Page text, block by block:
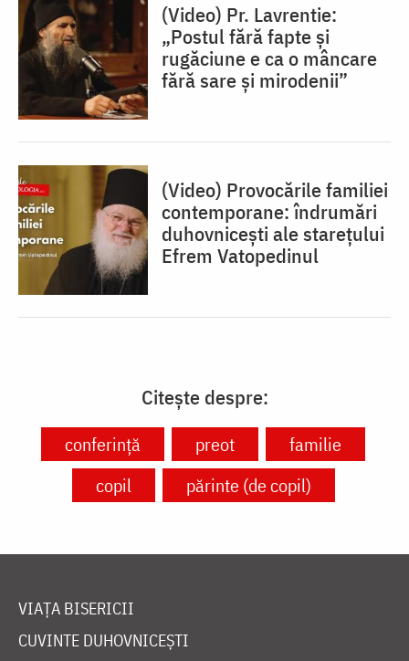
(Video) Pr. Lavrentie:
„Postul fără fapte și
rugăciune e ca o mâncare
fără sare și mirodenii”
(Video) Provocările familiei
contemporane: îndrumări
duhovnicești ale starețului
Efrem Vatopedinul
Citește despre:
conferință preot
familie
copil
părinte (de copil)
VIAȚA BISERICII
CUVINTE DUHOVNICEȘTI